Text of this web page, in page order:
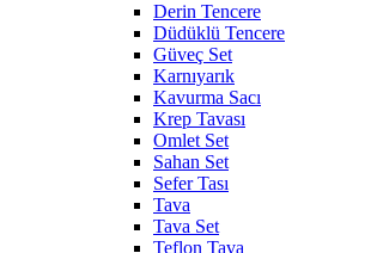
Derin Tencere
Düdüklü Tencere
Güveç Set
Karnıyarık
Kavurma Sacı
Krep Tavası
Omlet Set
Sahan Set
Sefer Tası
Tava
Tava Set
Teflon Tava